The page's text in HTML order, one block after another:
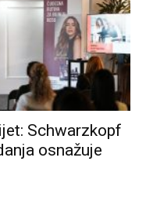
Schwarzkopf
osnažuje